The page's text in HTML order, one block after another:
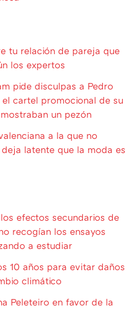
tu relación de pareja que
los expertos
pide disculpas a Pedro
cartel promocional de su
un pezón
a la que no
latente que la moda es
efectos secundarios de
recogían los ensayos
a estudiar
10 años para evitar daños
climático
Peleteiro en favor de la